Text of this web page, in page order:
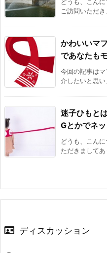
ご訪問いただ
かわいいマ
であなたも
今回の記事は
介したいと思
迷子ひもと
Gとかでネ
どうも、こん
ただきまして
ディスカッション